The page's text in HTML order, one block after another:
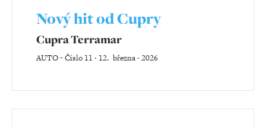
Nový hit od Cupry
Cupra Terramar
AUTO-Číslo 11 ‧ 12. března ‧ 2026